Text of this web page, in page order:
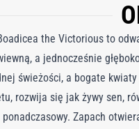
the Victorious to
a jednocześnie
świeżości, a bogate
rozwija się jak żywy sen,
Zapach